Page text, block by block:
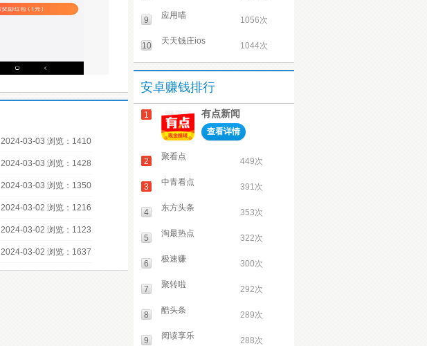
2024-03-03 浏览：1410
2024-03-03 浏览：1428
2024-03-03 浏览：1350
2024-03-02 浏览：1216
2024-03-02 浏览：1123
2024-03-02 浏览：1637
9 应用喵 1056次
10 天天钱庄ios 1044次
安卓赚钱排行
1 有点新闻
查看详情
2 聚看点 449次
3 中青看点 391次
4 东方头条 353次
5 淘最热点 322次
6 极速赚 300次
7 聚转啦 292次
8 酷头条 289次
9 阅读享乐 288次